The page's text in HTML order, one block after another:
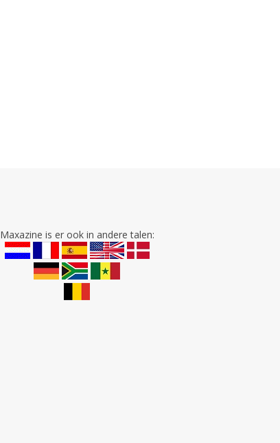
Maxazine is er ook in andere talen: